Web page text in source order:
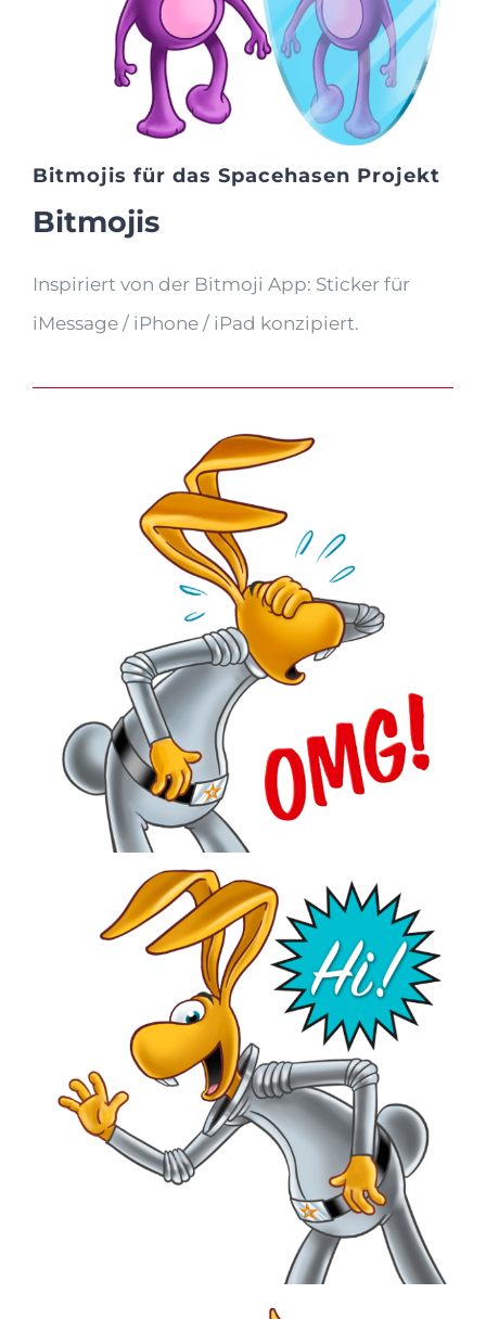
Bitmojis für das Spacehasen Projekt
Bitmojis
Inspiriert von der Bitmoji App: Sticker für
iMessage / iPhone / iPad konzipiert.